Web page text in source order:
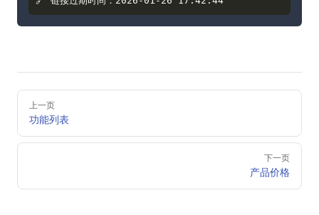
Pager上一页
功能列表
下一页
产品价格